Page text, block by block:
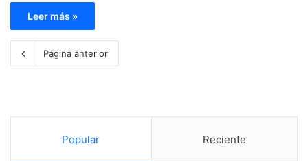
Leer más »
Página anterior
Popular Reciente